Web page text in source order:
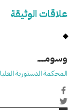
علاقات الوثيقة
وسومـــــ
المحكمة الدستورية العليا